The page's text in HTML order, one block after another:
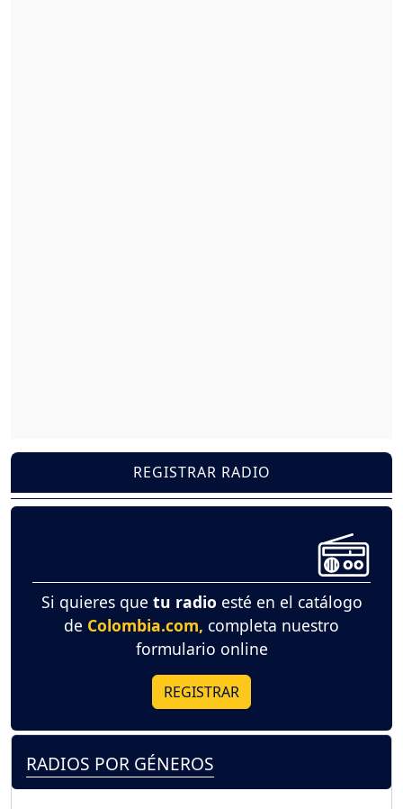
REGISTRAR RADIO
Si quieres que tu radio esté en el catálogo
de Colombia.com, completa nuestro
formulario online
REGISTRAR
RADIOS POR GÉNEROS